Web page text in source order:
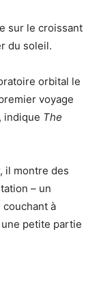
sur le croissant
du soleil.
orbital le
voyage
indique The
il montre des
– un
couchant à
une petite partie